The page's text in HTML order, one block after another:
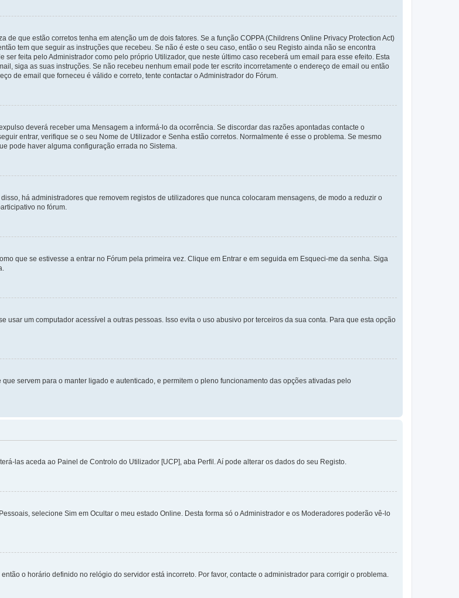
que estão corretos tenha em atenção um de dois fatores. Se a função COPPA (Childrens Online Privacy Protection Act)
tem que seguir as instruções que recebeu. Se não é este o seu caso, então o seu Registo ainda não se encontra
feita pelo Administrador como pelo próprio Utilizador, que neste último caso receberá um email para esse efeito. Esta
siga as suas instruções. Se não recebeu nenhum email pode ter escrito incorretamente o endereço de email ou então
de email que forneceu é válido e correto, tente contactar o Administrador do Fórum.
deverá receber uma Mensagem a informá-lo da ocorrência. Se discordar das razões apontadas contacte o
entrar, verifique se o seu Nome de Utilizador e Senha estão corretos. Normalmente é esse o problema. Se mesmo
pode haver alguma configuração errada no Sistema.
há administradores que removem registos de utilizadores que nunca colocaram mensagens, de modo a reduzir o
no fórum.
que se estivesse a entrar no Fórum pela primeira vez. Clique em Entrar e em seguida em Esqueci-me da senha. Siga
um computador acessível a outras pessoas. Isso evita o uso abusivo por terceiros da sua conta. Para que esta opção
servem para o manter ligado e autenticado, e permitem o pleno funcionamento das opções ativadas pelo
las aceda ao Painel de Controlo do Utilizador [UCP], aba Perfil. Aí pode alterar os dados do seu Registo.
selecione Sim em Ocultar o meu estado Online. Desta forma só o Administrador e os Moderadores poderão vê-lo
o horário definido no relógio do servidor está incorreto. Por favor, contacte o administrador para corrigir o problema.